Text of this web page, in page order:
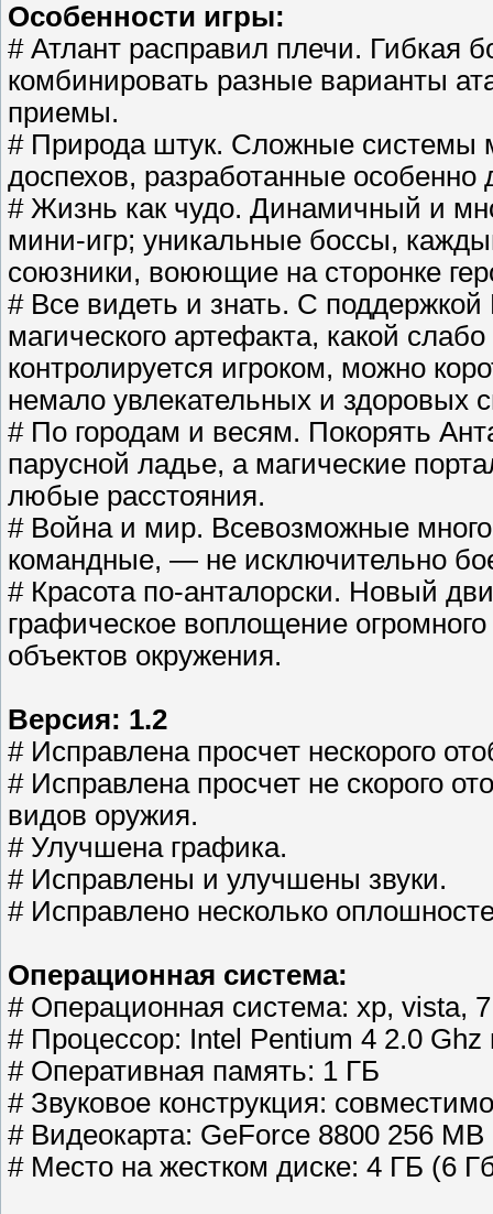
Особенности игры:
# Атлант расправил плечи. Гибкая
комбинировать разные варианты
приемы.
# Природа штук. Сложные системы
доспехов, разработанные
# Жизнь как чудо. Динамичный и
мини-игр; уникальные боссы,
союзники, воюющие на сторонке
# Все видеть и знать. С
магического артефакта, какой
контролируется игроком, можно
немало увлекательных и здоровых
# По городам и весям. Покорять
парусной ладье, а магические
любые расстояния.
# Война и мир. Всевозможные
командные, — не исключительно
# Красота по-анталорски. Новый
графическое воплощение
объектов окружения.
Версия: 1.2
# Исправлена просчет нескорого
# Исправлена просчет не скорого
видов оружия.
# Улучшена графика.
# Исправлены и улучшены звуки.
# Исправлено несколько
Операционная система:
# Операционная система: xp, vista, 7
# Процессор: Intel Pentium 4 2.0
# Оперативная память: 1 ГБ
# Звуковое конструкция:
# Видеокарта: GeForce 8800 256
# Место на жестком диске: 4 ГБ (6